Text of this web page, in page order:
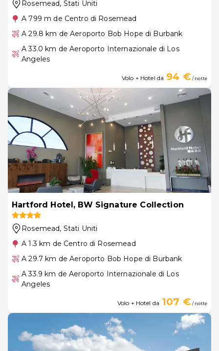
Rosemead, Stati Uniti
A 799 m de Centro di Rosemead
A 29.8 km de Aeroporto Bob Hope di Burbank
A 33.0 km de Aeroporto Internazionale di Los
Angeles
Volo + Hotel da 94 €/ notte
Hartford Hotel, BW Signature Collection
Rosemead, Stati Uniti
A 1.3 km de Centro di Rosemead
A 29.7 km de Aeroporto Bob Hope di Burbank
A 33.9 km de Aeroporto Internazionale di Los
Angeles
Volo + Hotel da 107 €/ notte